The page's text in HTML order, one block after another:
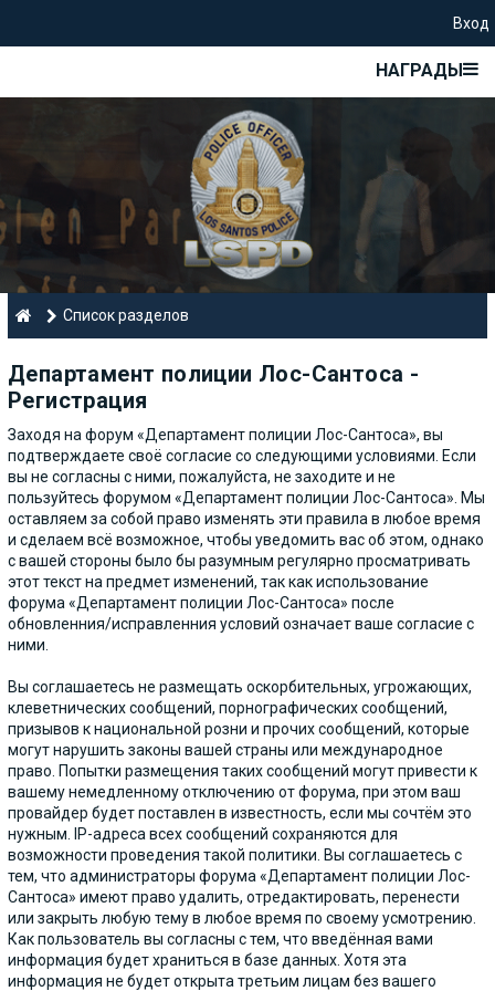
Вход
НАГРАДЫ
Список разделов
Департамент полиции Лос-Сантоса -
Регистрация
Заходя на форум «Департамент полиции Лос-Сантоса», вы
подтверждаете своё согласие со следующими условиями. Если
вы не согласны с ними, пожалуйста, не заходите и не
пользуйтесь форумом «Департамент полиции Лос-Сантоса». Мы
оставляем за собой право изменять эти правила в любое время
и сделаем всё возможное, чтобы уведомить вас об этом, однако
с вашей стороны было бы разумным регулярно просматривать
этот текст на предмет изменений, так как использование
форума «Департамент полиции Лос-Сантоса» после
обновленния/исправленния условий означает ваше согласие с
ними.
Вы соглашаетесь не размещать оскорбительных, угрожающих,
клеветнических сообщений, порнографических сообщений,
призывов к национальной розни и прочих сообщений, которые
могут нарушить законы вашей страны или международное
право. Попытки размещения таких сообщений могут привести к
вашему немедленному отключению от форума, при этом ваш
провайдер будет поставлен в известность, если мы сочтём это
нужным. IP-адреса всех сообщений сохраняются для
возможности проведения такой политики. Вы соглашаетесь с
тем, что администраторы форума «Департамент полиции Лос-
Сантоса» имеют право удалить, отредактировать, перенести
или закрыть любую тему в любое время по своему усмотрению.
Как пользователь вы согласны с тем, что введённая вами
информация будет храниться в базе данных. Хотя эта
информация не будет открыта третьим лицам без вашего